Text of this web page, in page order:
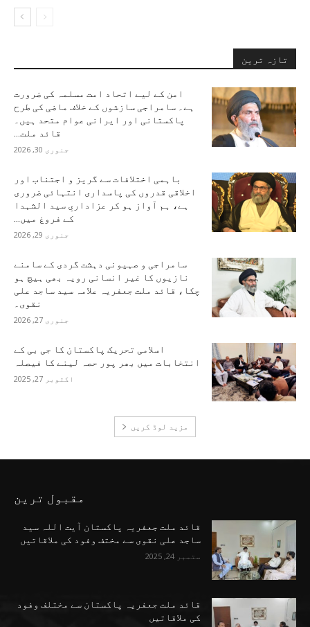
تازہ ترین
امن کے لیے اتحاد امت مسلمہ کی ضرورت
ہے۔ سامراجی سازشوں کے خلاف ماضی کی طرح
پاکستانی اور ایرانی عوام متحد ہیں۔
قائد ملت...
جنوری 30, 2026
باہمی اختلافات سے گریز و اجتناب اور
اخلاقی قدروں کی پاسداری انتہائی ضروری
ہے، ہم آواز ہو کر عزاداریِ سید الشہدا
کے فروغ میں...
جنوری 29, 2026
سامراجی و صہیونی دہشت گردی کے سامنے
نازیوں کا غیر انسانی رویہ بھی ہیچ ہو
چکا، قائد ملت جعفریہ علامہ سید ساجد علی
نقوی۔
جنوری 27, 2026
اسلامی تحریک پاکستان کا جی بی کے
انتخابات میں بھر پور حصہ لینے کا فیصلہ
اکتوبر 27, 2025
مزید لوڈ کریں
مقبول ترین
قائد ملت جعفریہ پاکستان آیت اللہ سید
ساجد علی نقوی سے مختف وفود کی ملاقاتیں
ستمبر 24, 2025
قائد ملت جعفریہ پاکستان سے مختلف وفود
کی ملاقاتیں